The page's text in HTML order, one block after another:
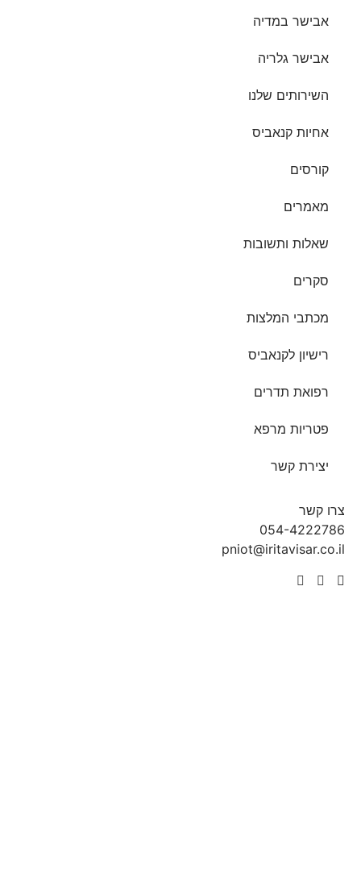
אבישר במדיה
אבישר גלריה
השירותים שלנו
אחיות קנאביס
קורסים
מאמרים
שאלות ותשובות
סקרים
מכתבי המלצות
רישיון לקנאביס
רפואת תדרים
פטריות מרפא
יצירת קשר
צרו קשר
054-4222786
pniot@iritavisar.co.il